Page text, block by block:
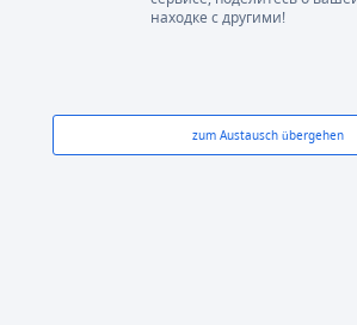
находке с другими!
zum Austausch übergehen